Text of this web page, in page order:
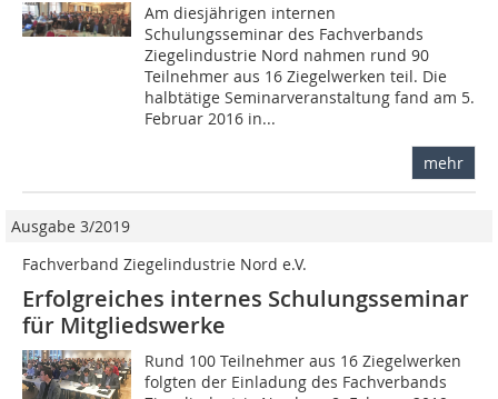
Am diesjährigen internen
Schulungsseminar des Fachverbands
Ziegelindustrie Nord nahmen rund 90
Teilnehmer aus 16 Ziegelwerken teil. Die
halbtätige Seminarveranstaltung fand am 5.
Februar 2016 in...
mehr
Ausgabe 3/2019
Fachverband Ziegelindustrie Nord e.V.
Erfolgreiches internes Schulungsseminar
für Mitgliedswerke
Rund 100 Teilnehmer aus 16 Ziegelwerken
folgten der Einladung des Fachverbands